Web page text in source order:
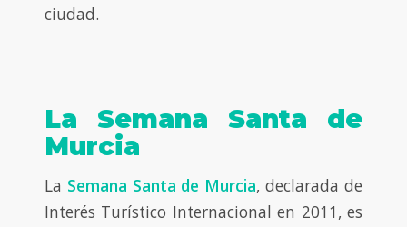
ciudad.
La Semana Santa de
Murcia
La Semana Santa de Murcia, declarada de
Interés Turístico Internacional en 2011, es